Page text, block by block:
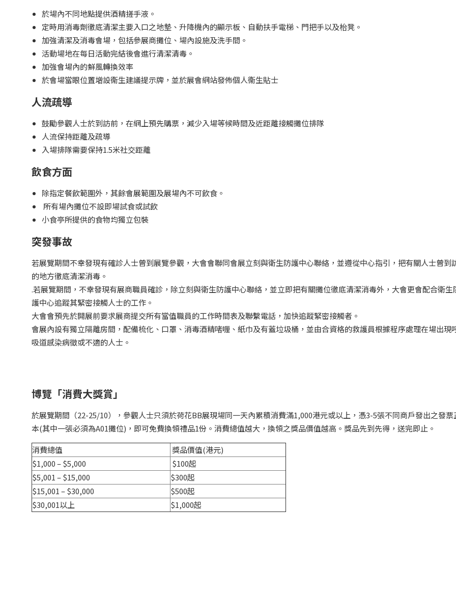
於場內不同地點提供酒精搓手液。
定時用消毒劑徹底清潔主要入口之地墊、升降機內的顯示板、自動扶手電梯、門把手以及枱凳。
加強清潔及消毒會場，包括參展商攤位、場內設施及洗手間。
活動場地在每日活動完結後會進行清潔清毒。
加強會場內的鮮風轉換效率
於會場當眼位置增設衞生建議提示牌，並於展會網站發佈個人衞生貼士
人流疏導
鼓勵參觀人士於到訪前，在網上預先購票，減少入場等候時間及近距離接觸攤位排隊
人流保持距離及疏導
入場排隊需要保持1.5米社交距離
飲食方面
除指定餐飲範圍外，其餘會展範圍及展場內不可飲食。
所有場內攤位不設即場試食或試飲
小食亭所提供的食物均獨立包裝
突發事故
若展覽期間不幸發現有確診人士曾到展覽參觀，大會會聯同會展立刻與衛生防護中心聯絡，並遵從中心指引，把有關人士曾到
的地方徹底清潔消毒。
.若展覽期間，不幸發現有展商職員確診，除立刻與衛生防護中心聯絡，並立即把有關攤位徹底清潔消毒外，大會更會配合衛生
護中心追蹤其緊密接觸人士的工作。
大會會預先於開展前要求展商提交所有當值職員的工作時間表及聯繫電話，加快追蹤緊密接觸者。
會展內設有獨立隔離房間，配備梳化、口罩、消毒酒精啫喱、紙巾及有蓋垃圾桶，並由合資格的救護員根據程序處理在場出現
吸道感染病徵或不適的人士。
博覽「消費大獎賞」
於展覽期間（22-25/10），參觀人士只須於荷花BB展現場同一天內累積消費滿1,000港元或以上，憑3-5張不同商戶發出之發票
本(其中一張必須為A01攤位)，即可免費換領禮品1份。消費總值越大，換領之獎品價值越高。獎品先到先得，送完即止。
消費總值
獎品價值(港元)
$1,000 – $5,000
$100起
$5,001 – $15,000
$300起
$15,001 – $30,000
$500起
$30,001以上
$1,000起